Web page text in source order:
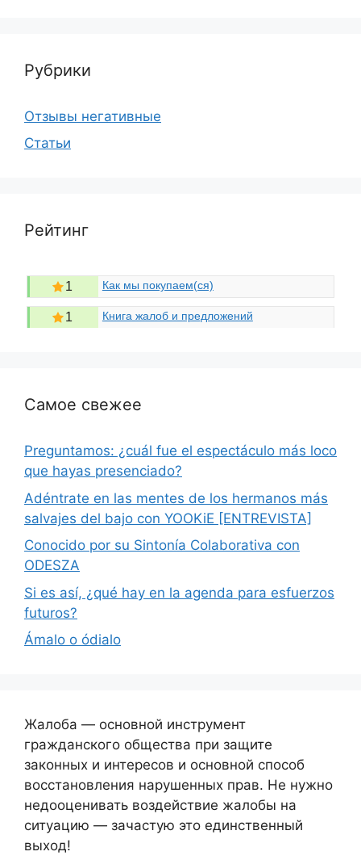
Рубрики
Отзывы негативные
Статьи
Рейтинг
1 Как мы покупаем(ся)
1 Книга жалоб и предложений
Самое свежее
Preguntamos: ¿cuál fue el espectáculo más loco
que hayas presenciado?
Adéntrate en las mentes de los hermanos más
salvajes del bajo con YOOKiE [ENTREVISTA]
Conocido por su Sintonía Colaborativa con
ODESZA
Si es así, ¿qué hay en la agenda para esfuerzos
futuros?
Ámalo o ódialo
Жалоба — основной инструмент
гражданского общества при защите
законных и интересов и основной способ
восстановления нарушенных прав. Не нужно
недооценивать воздействие жалобы на
ситуацию — зачастую это единственный
выход!